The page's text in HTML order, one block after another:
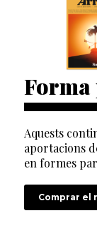
Aquests
aportacions
en formes
Comprar el